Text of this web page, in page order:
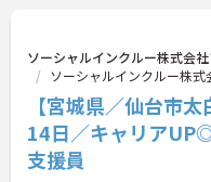
ソーシャルインクルー株式会
ソーシャルインクルー株式
【宮城県／仙台市
14日／キャリア
支援員